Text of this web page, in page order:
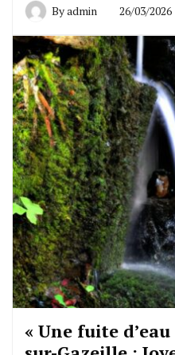
Byadmin 26/03/2026
« Une fuite